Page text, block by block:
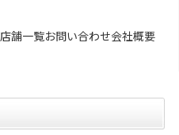
店舗一覧お問い合わせ会社概要